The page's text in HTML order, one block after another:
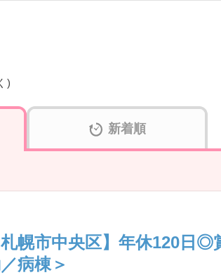
)
新着順
札幌市中央区】年休120日
病棟＞